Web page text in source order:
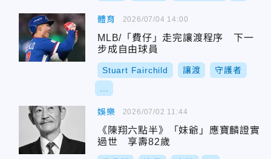
體育
MLB/「費仔」走完讓渡程序 下一
步成自由球員
Stuart Fairchild 讓渡 守護者
2026/07/04 14:00
娛樂
《陳翔六點半》「妹爺」應寶麟證實
過世 享壽82歲
2026/07/02 11:44